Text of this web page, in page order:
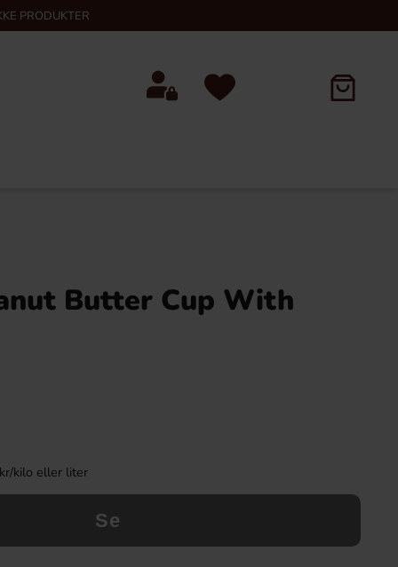
PRODUKTER
Butter Cup With
kilo eller liter
Se